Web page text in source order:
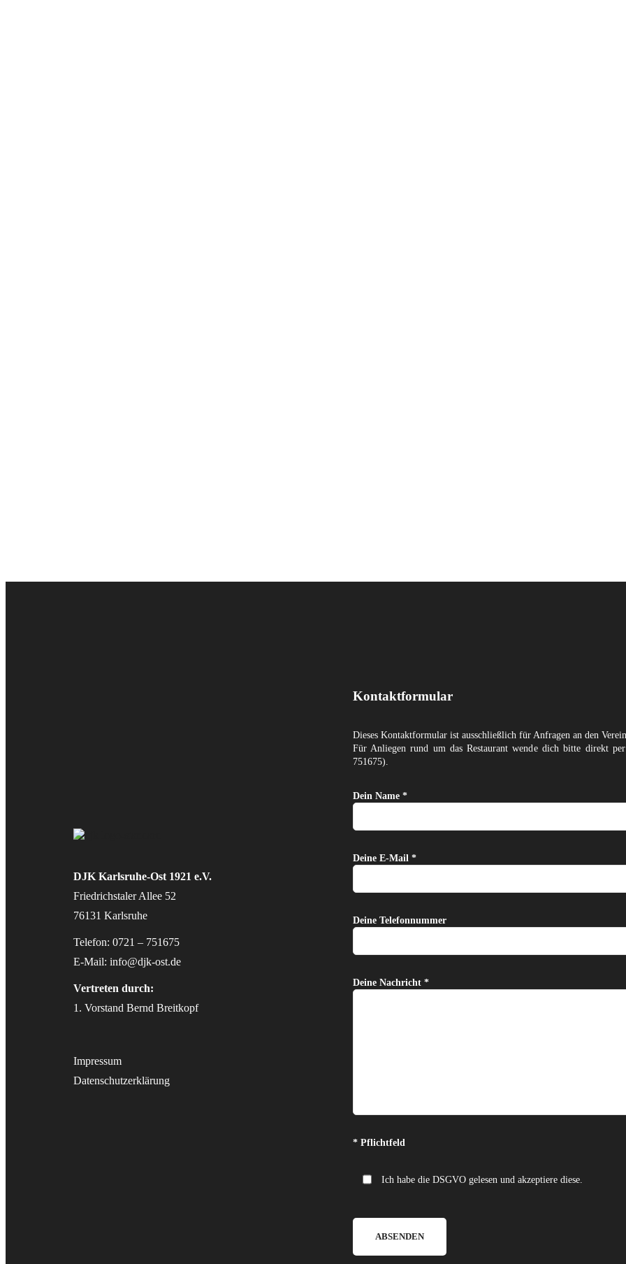
DJK Karlsruhe-Ost 1921 e.V.
Friedrichstaler Allee 52
76131 Karlsruhe
Telefon: 0721 – 751675
E-Mail: info@djk-ost.de
Vertreten durch:
1. Vorstand Bernd Breitkopf
Impressum
Datenschutzerklärung
Kontaktformular
Dieses Kontaktformular ist ausschließlich für Anfragen an den Verein
Für Anliegen rund um das Restaurant wende dich bitte direkt
751675).
Dein Name *
Deine E-Mail *
Deine Telefonnummer
Deine Nachricht *
Bitte lasse dieses Feld leer.
* Pflichtfeld
Ich habe die DSGVO gelesen und akzeptiere diese.